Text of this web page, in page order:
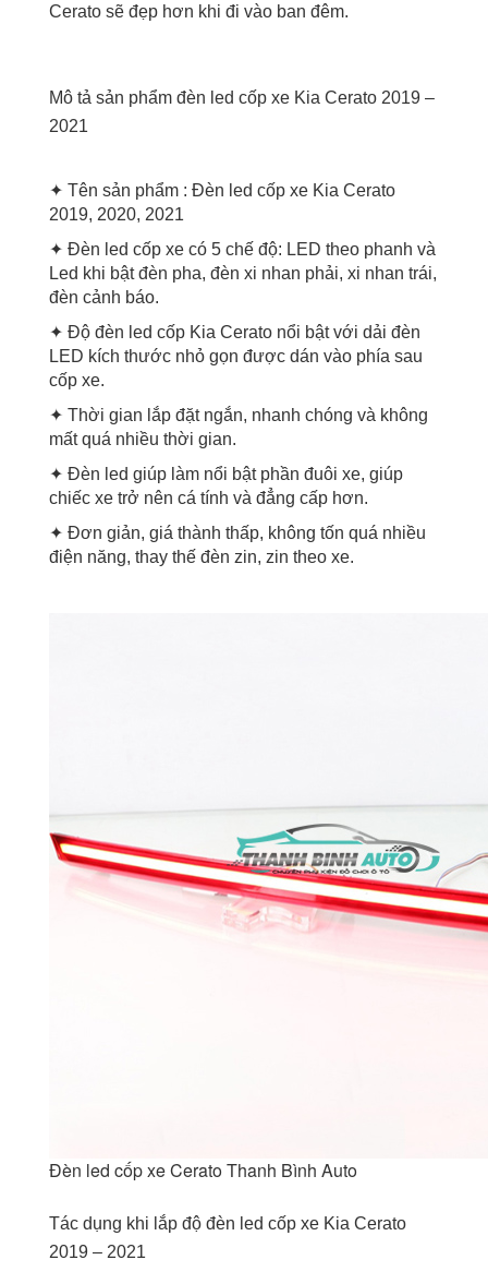
Cerato sẽ đẹp hơn khi đi vào ban đêm.
Mô tả sản phẩm đèn led cốp xe Kia Cerato 2019 –
2021
✦ Tên sản phẩm : Đèn led cốp xe Kia Cerato
2019, 2020, 2021
✦ Đèn led cốp xe có 5 chế độ: LED theo phanh và
Led khi bật đèn pha, đèn xi nhan phải, xi nhan trái,
đèn cảnh báo.
✦ Độ đèn led cốp Kia Cerato nổi bật với dải đèn
LED kích thước nhỏ gọn được dán vào phía sau
cốp xe.
✦ Thời gian lắp đặt ngắn, nhanh chóng và không
mất quá nhiều thời gian.
✦ Đèn led giúp làm nổi bật phần đuôi xe, giúp
chiếc xe trở nên cá tính và đẳng cấp hơn.
✦ Đơn giản, giá thành thấp, không tốn quá nhiều
điện năng, thay thế đèn zin, zin theo xe.
Đèn led cốp xe Cerato Thanh Bình Auto
Tác dụng khi lắp độ đèn led cốp xe Kia Cerato
2019 – 2021